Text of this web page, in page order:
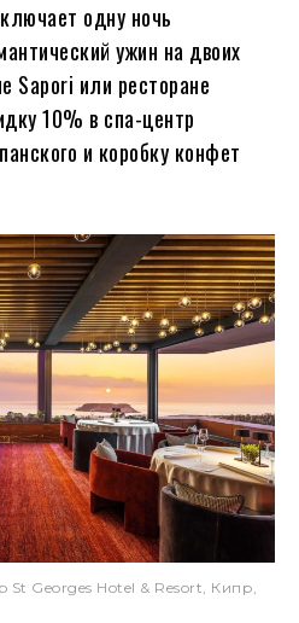
одну ночь
ужин на двоих
Sapori или ресторане
10% в спа-центр
и коробку конфет
Georges Hotel & Resort, Кипр,